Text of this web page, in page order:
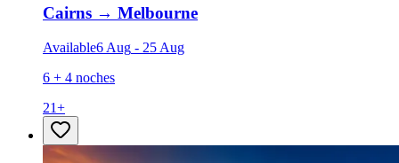
Cairns → Melbourne
Available6 Aug - 25 Aug
6 + 4 noches
21+